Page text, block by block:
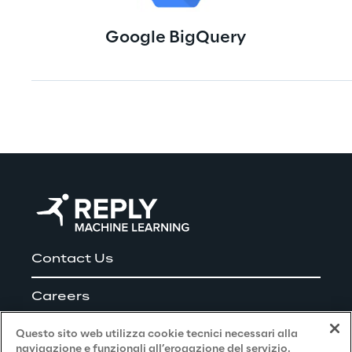
report informativi e sempre aggiornati con
dati provenienti Google Bigquery: in questo
modo risulta più semplice la lettura e la
Google BigQuery
Contact Us
Careers
Questo sito web utilizza cookie tecnici necessari alla
navigazione e funzionali all’erogazione del servizio.